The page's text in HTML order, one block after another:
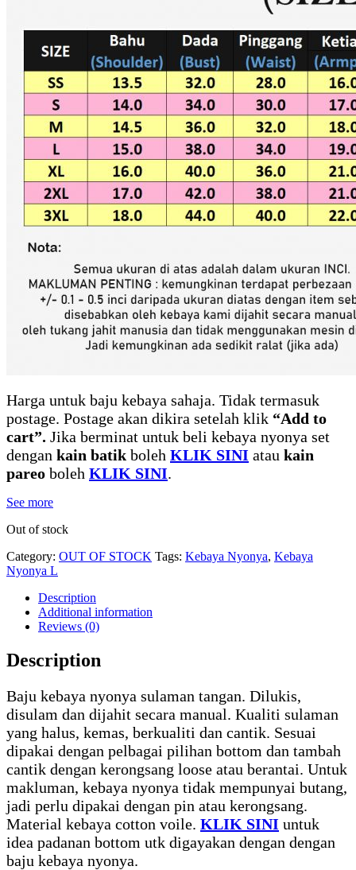
Harga untuk baju kebaya sahaja. Tidak termasuk
postage. Postage akan dikira setelah klik “Add to
cart”. Jika berminat untuk beli kebaya nyonya set
dengan kain batik boleh KLIK SINI atau kain
pareo boleh KLIK SINI.
See more
Out of stock
Category: OUT OF STOCK Tags: Kebaya Nyonya, Kebaya
Nyonya L
Description
Additional information
Reviews (0)
Description
Baju kebaya nyonya sulaman tangan. Dilukis,
disulam dan dijahit secara manual. Kualiti sulaman
yang halus, kemas, berkualiti dan cantik. Sesuai
dipakai dengan pelbagai pilihan bottom dan tambah
cantik dengan kerongsang loose atau berantai. Untuk
makluman, kebaya nyonya tidak mempunyai butang,
jadi perlu dipakai dengan pin atau kerongsang.
Material kebaya cotton voile. KLIK SINI untuk
idea padanan bottom utk digayakan dengan dengan
baju kebaya nyonya.